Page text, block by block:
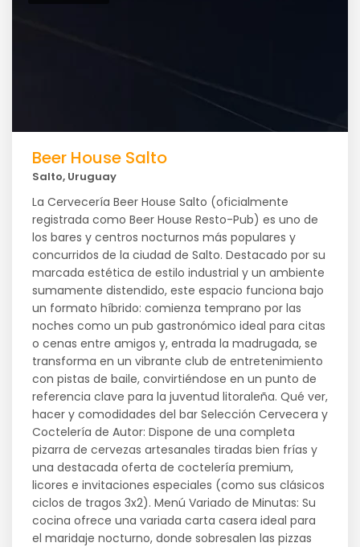
Beer House Salto
Salto, Uruguay
La Cervecería Beer House Salto (oficialmente
registrada como Beer House Resto-Pub) es uno de
los bares y centros nocturnos más populares y
concurridos de la ciudad de Salto. Destacado por su
marcada estética de estilo industrial y un ambiente
sumamente distendido, este espacio funciona bajo
un formato híbrido: comienza temprano por las
noches como un pub gastronómico ideal para citas
o cenas entre amigos y, entrada la madrugada, se
transforma en un vibrante club de entretenimiento
con pistas de baile, convirtiéndose en un punto de
referencia clave para la juventud litoraleña. Qué ver,
hacer y comodidades del bar Selección Cervecera y
Coctelería de Autor: Dispone de una completa
pizarra de cervezas artesanales tiradas bien frías y
una destacada oferta de coctelería premium,
licores e invitaciones especiales (como sus clásicos
ciclos de tragos 3x2). Menú Variado de Minutas: Su
cocina ofrece una variada carta casera ideal para
el maridaje nocturno, donde sobresalen las pizzas